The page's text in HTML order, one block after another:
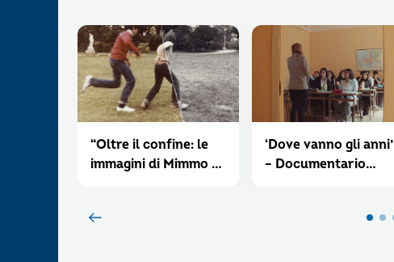
“Oltre il confine: le
immagini di Mimmo e
‘Dove vanno gli anni’
– Documentario